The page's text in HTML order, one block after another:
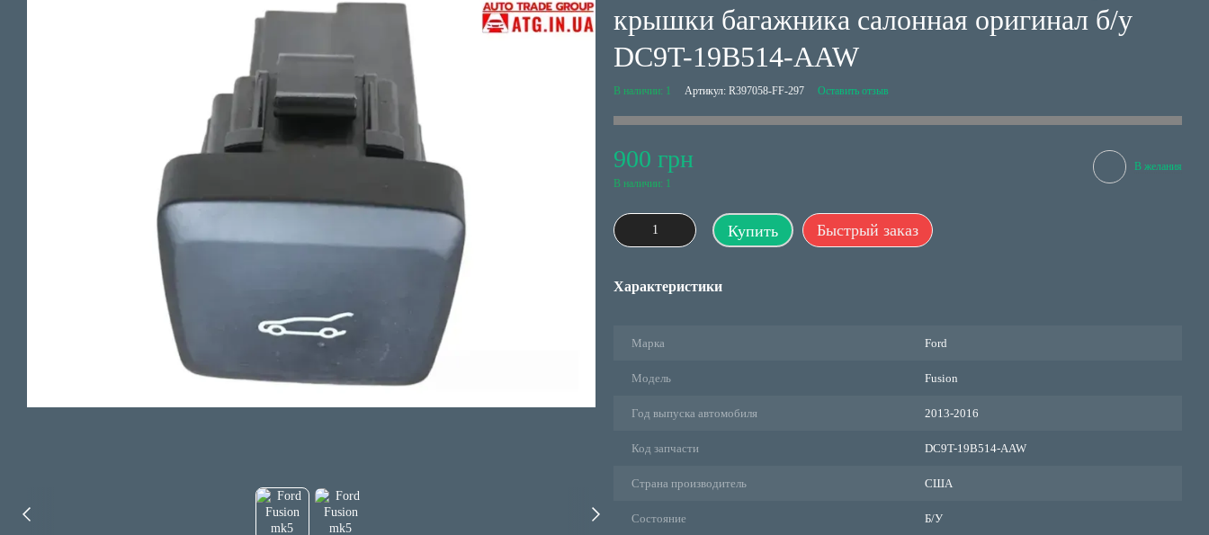
крышки багажника салонная оригинал б/у
DC9T-19B514-AAW
В наличии: 1 Артикул: R397058-FF-297 Оставить отзыв
900 грн
В наличии: 1
В желания
Купить Быстрый заказ
Характеристики
Марка Ford
Модель Fusion
Год выпуска автомобиля 2013-2016
Код запчасти DC9T-19B514-AAW
Страна производитель США
Состояние Б/У